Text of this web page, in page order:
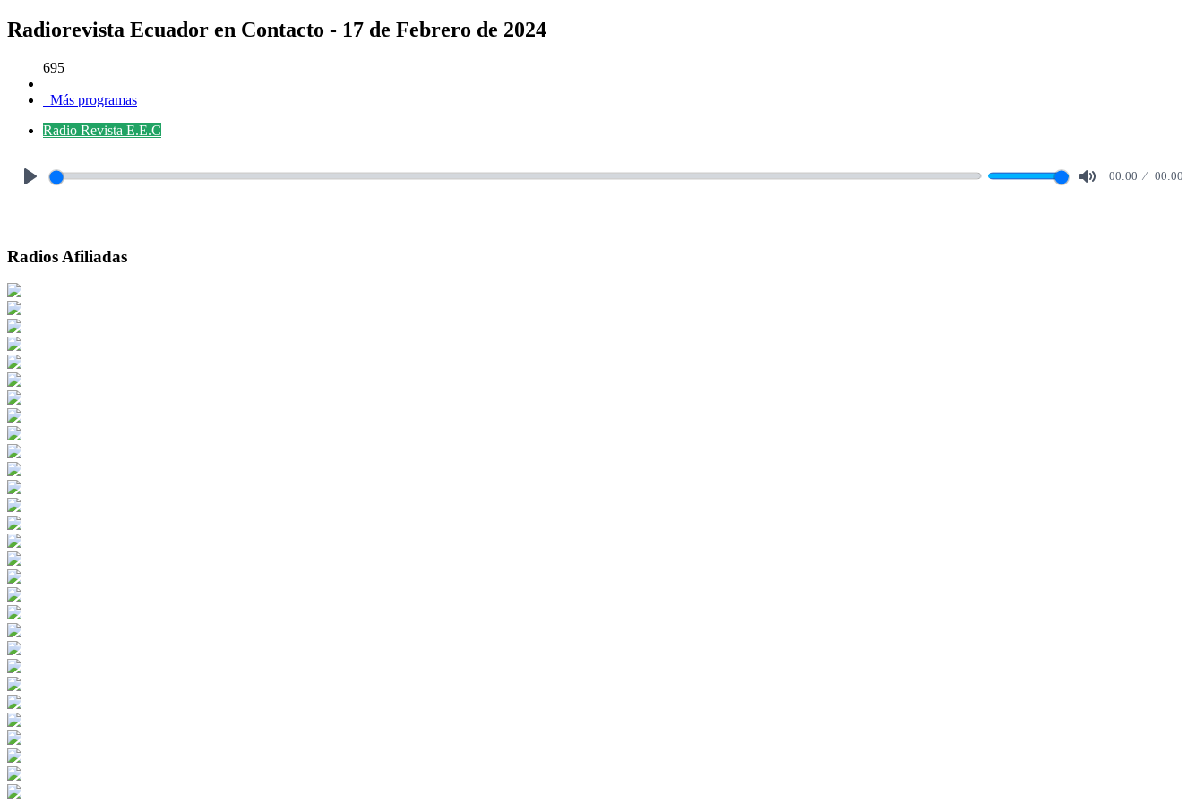
Radiorevista Ecuador en Contacto - 17 de Febrero de 2024
695
Más programas
Radio Revista E.E.C
00:00 00:00
Radios Afiliadas